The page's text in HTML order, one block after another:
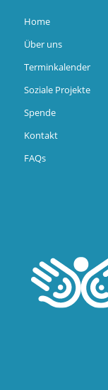
Home
Über uns
Terminkalender
Soziale Projekte
Spende
Kontakt
FAQs